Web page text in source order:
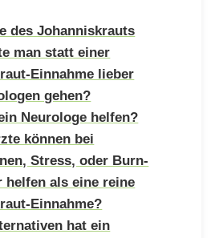
des Johanniskrauts
man statt einer
Einnahme lieber
gehen?
Neurologe helfen?
können bei
Stress, oder Burn-
helfen als eine reine
Einnahme?
hat ein